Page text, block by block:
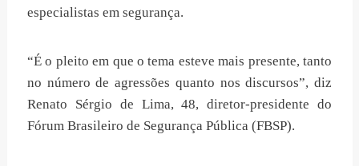
especialistas em segurança.
“É o pleito em que o tema esteve mais presente, tanto
no número de agressões quanto nos discursos”, diz
Renato Sérgio de Lima, 48, diretor-presidente do
Fórum Brasileiro de Segurança Pública (FBSP).